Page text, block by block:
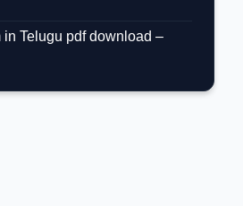
in Telugu pdf download –